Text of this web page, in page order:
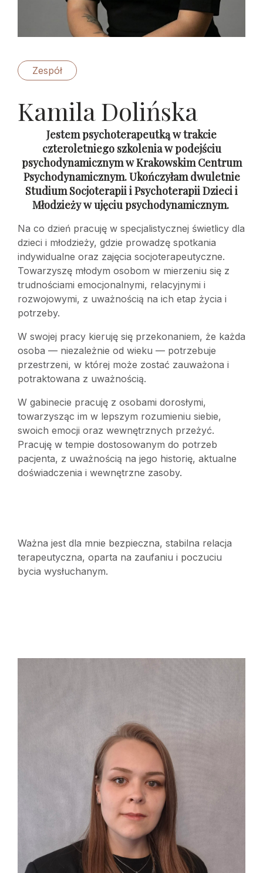
Zespół
Kamila Dolińska
Jestem psychoterapeutką w trakcie
czteroletniego szkolenia w podejściu
psychodynamicznym w Krakowskim Centrum
Psychodynamicznym. Ukończyłam dwuletnie
Studium Socjoterapii i Psychoterapii Dzieci i
Młodzieży w ujęciu psychodynamicznym.
Na co dzień pracuję w specjalistycznej świetlicy dla
dzieci i młodzieży, gdzie prowadzę spotkania
indywidualne oraz zajęcia socjoterapeutyczne.
Towarzyszę młodym osobom w mierzeniu się z
trudnościami emocjonalnymi, relacyjnymi i
rozwojowymi, z uważnością na ich etap życia i
potrzeby.
W swojej pracy kieruję się przekonaniem, że każda
osoba — niezależnie od wieku — potrzebuje
przestrzeni, w której może zostać zauważona i
potraktowana z uważnością.
W gabinecie pracuję z osobami dorosłymi,
towarzysząc im w lepszym rozumieniu siebie,
swoich emocji oraz wewnętrznych przeżyć.
Pracuję w tempie dostosowanym do potrzeb
pacjenta, z uważnością na jego historię, aktualne
doświadczenia i wewnętrzne zasoby.
Ważna jest dla mnie bezpieczna, stabilna relacja
terapeutyczna, oparta na zaufaniu i poczuciu
bycia wysłuchanym.